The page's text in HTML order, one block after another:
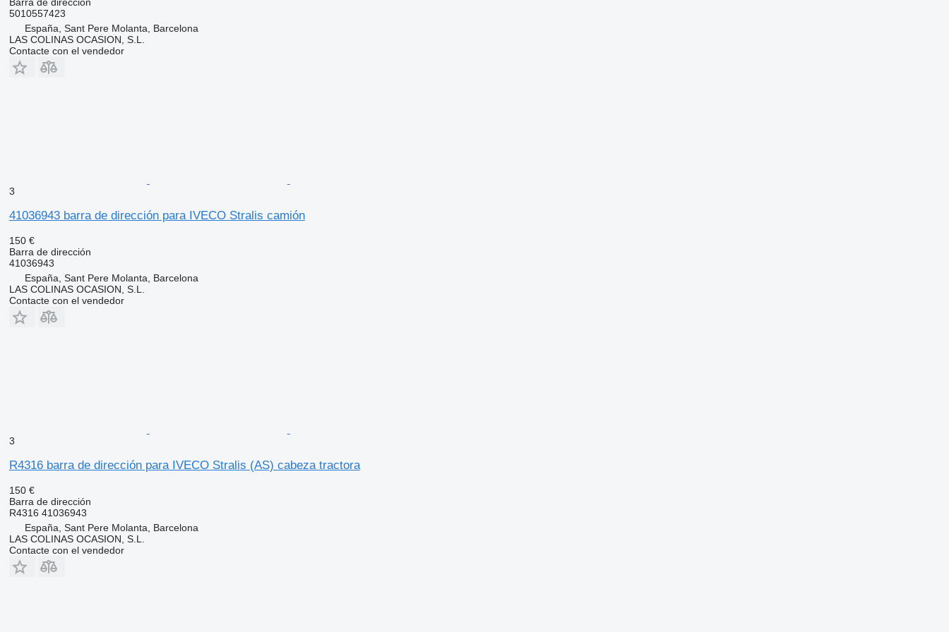
5010557423
España, Sant Pere Molanta, Barcelona
LAS COLINAS OCASION, S.L.
Contacte con el vendedor
3
41036943 barra de dirección para IVECO Stralis camión
150 €
Barra de dirección
41036943
España, Sant Pere Molanta, Barcelona
LAS COLINAS OCASION, S.L.
Contacte con el vendedor
3
R4316 barra de dirección para IVECO Stralis (AS) cabeza tractora
150 €
Barra de dirección
R4316 41036943
España, Sant Pere Molanta, Barcelona
LAS COLINAS OCASION, S.L.
Contacte con el vendedor